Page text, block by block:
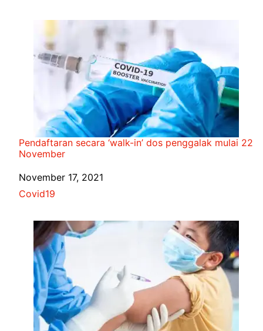
Pendaftaran secara ‘walk-in’ dos penggalak mulai 22
November
Date
November 17, 2021
In relation to
Covid19